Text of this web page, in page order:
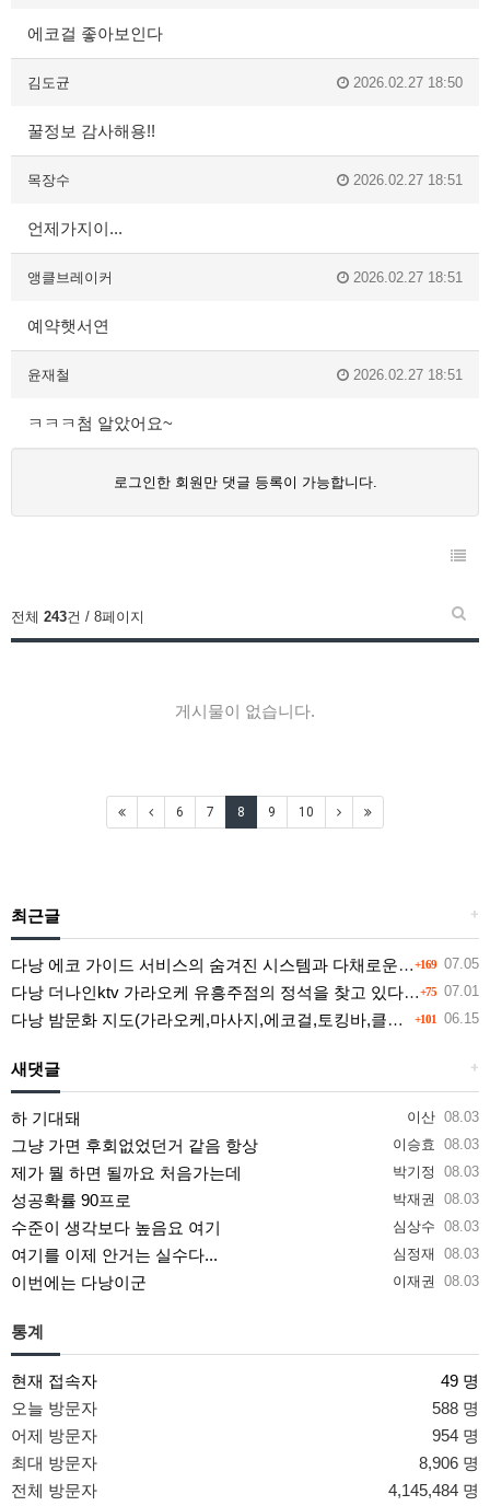
에코걸 좋아보인다
김도균 2026.02.27 18:50
꿀정보 감사해용!!
목장수 2026.02.27 18:51
언제가지이...
앵클브레이커 2026.02.27 18:51
예약햇서연
윤재철 2026.02.27 18:51
ㅋㅋㅋ첨 알았어요~
로그인한 회원만 댓글 등록이 가능합니다.
전체 243건 / 8페이지
게시물이 없습니다.
6 7 8 9 10
+
최근글
+169 07.05
다낭 에코 가이드 서비스의 숨겨진 시스템과 다채로운 인력 풀의 진실
+75 07.01
다낭 더나인ktv 가라오케 유흥주점의 정석을 찾고 있다면 여기
+101 06.15
다낭 밤문화 지도(가라오케,마사지,에코걸,토킹바,클럽) 유흥별 가격 및 후기공유
+
새댓글
이산 08.03
하 기대돼
이승효 08.03
그냥 가면 후회없었던거 같음 항상
박기정 08.03
제가 뭘 하면 될까요 처음가는데
박재권 08.03
성공확률 90프로
심상수 08.03
수준이 생각보다 높음요 여기
심정재 08.03
여기를 이제 안거는 실수다...
이재권 08.03
이번에는 다낭이군
통계
현재 접속자
49 명
오늘 방문자
588 명
어제 방문자
954 명
최대 방문자
8,906 명
전체 방문자
4,145,484 명